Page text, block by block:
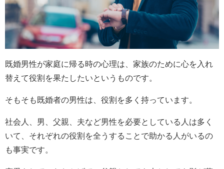
既婚男性が家庭に帰る時の心理は、家族のために心を入れ
替えて役割を果たしたいというものです。
そもそも既婚者の男性は、役割を多く持っています。
社会人、男、父親、夫など男性を必要としている人は多く
いて、それぞれの役割を全うすることで助かる人がいるの
も事実です。